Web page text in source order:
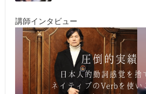
講師インタビュー